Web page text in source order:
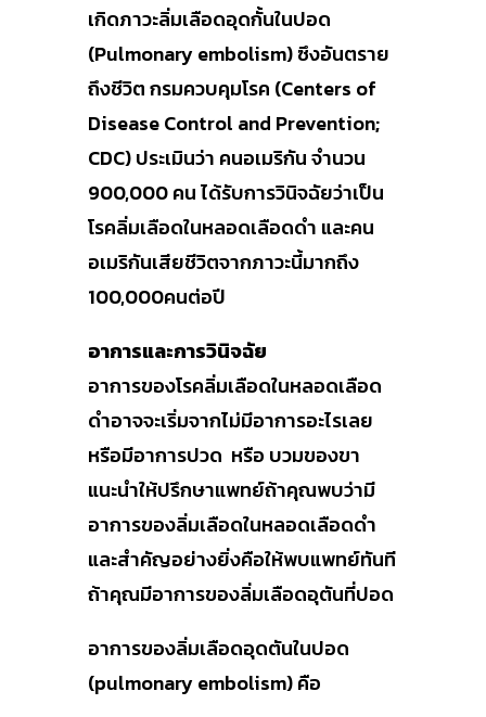
เกิดภาวะลิ่มเลือดอุดกั้นในปอด
(Pulmonary embolism) ซึงอันตราย
ถึงชีวิต กรมควบคุมโรค (Centers of
Disease Control and Prevention;
CDC) ประเมินว่า คนอเมริกัน จำนวน
900,000 คน ได้รับการวินิจฉัยว่าเป็น
โรคลิ่มเลือดในหลอดเลือดดำ และคน
อเมริกันเสียชีวิตจากภาวะนี้มากถึง
100,000คนต่อปี
อาการและการวินิจฉัย
อาการของโรคลิ่มเลือดในหลอดเลือด
ดำอาจจะเริ่มจากไม่มีอาการอะไรเลย
หรือมีอาการปวด หรือ บวมของขา
แนะนำให้ปรึกษาแพทย์ถ้าคุณพบว่ามี
อาการของลิ่มเลือดในหลอดเลือดดำ
และสำคัญอย่างยิ่งคือให้พบแพทย์ทันที
ถ้าคุณมีอาการของลิ่มเลือดอุตันที่ปอด
อาการของลิ่มเลือดอุดตันในปอด
(pulmonary embolism) คือ